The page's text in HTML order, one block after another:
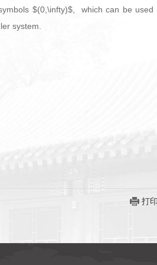
$(0,\infty)$, which can be used
system.
打印